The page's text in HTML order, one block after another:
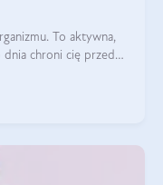
To aktywna,
chroni cię przed